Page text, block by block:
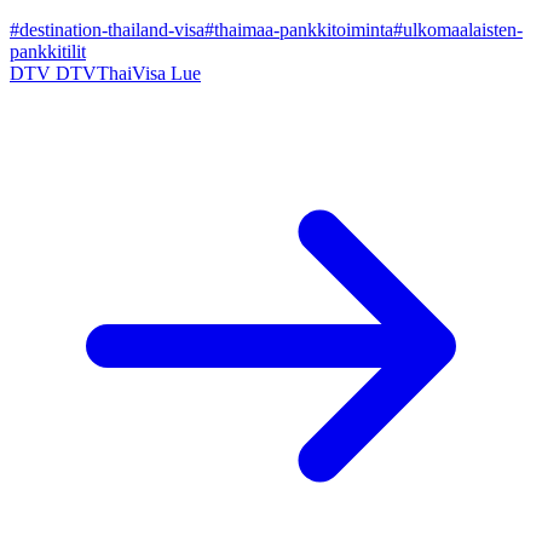
#destination-thailand-visa#thaimaa-pankkitoiminta#ulkomaalaisten-
pankkitilit
DTV DTVThaiVisa Lue